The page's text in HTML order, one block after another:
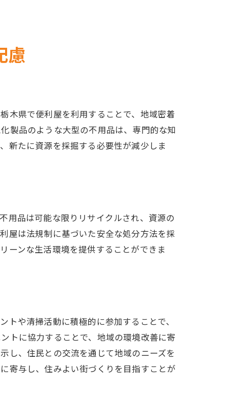
慮
木県で便利屋を利用することで、地域密着
製品のような大型の不用品は、専門的な知
新たに資源を採掘する必要性が減少しま
用品は可能な限りリサイクルされ、資源の
屋は法規制に基づいた安全な処分方法を採
ーンな生活環境を提供することができま
や清掃活動に積極的に参加することで、
トに協力することで、地域の環境改善に寄
し、住民との交流を通じて地域のニーズを
寄与し、住みよい街づくりを目指すことが